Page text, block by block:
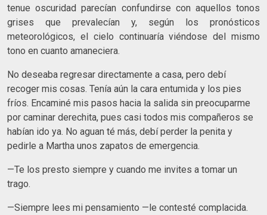
tenue oscuridad parecían confundirse con aquellos tonos
grises que prevalecían y, según los pronósticos
meteorológicos, el cielo continuaría viéndose del mismo
tono en cuanto amaneciera.
No deseaba regresar directamente a casa, pero debí
recoger mis cosas. Tenía aún la cara entumida y los pies
fríos. Encaminé mis pasos hacia la salida sin preocuparme
por caminar derechi­ta, pues casi todos mis compañeros se
habían ido ya. No aguan té más, debí perder la penita y
pedirle a Martha unos zapatos de emergencia.
—Te los presto siempre y cuando me invites a tomar un
trago.
—Siempre lees mi pensamiento —le contesté complacida.